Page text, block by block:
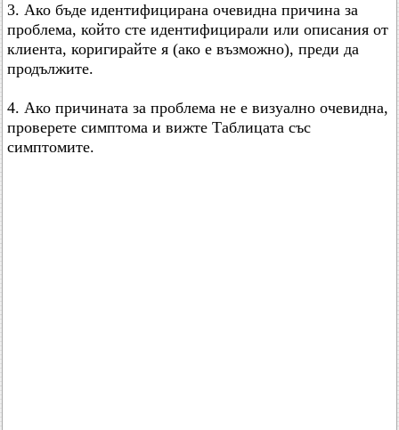
3. Ако бъде идентифицирана очевидна причина за
проблема, който сте идентифицирали или описания от
клиента, коригирайте я (ако е възможно), преди да
продължите.
4. Ако причината за проблема не е визуално очевидна,
проверете симптома и вижте Таблицата със
симптомите.